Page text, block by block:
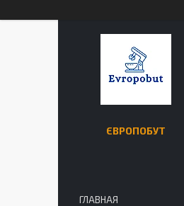
ЄВРОПОБУТ
ГЛАВНАЯ